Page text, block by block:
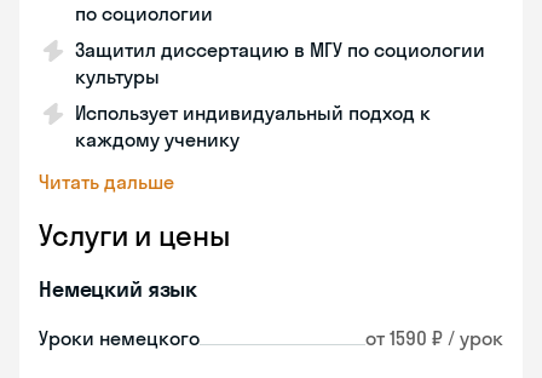
по социологии
Защитил диссертацию в МГУ по социологии
культуры
Использует индивидуальный подход к
каждому ученику
Читать дальше
Услуги и цены
Немецкий язык
Уроки немецкого от 1590 ₽ / урок